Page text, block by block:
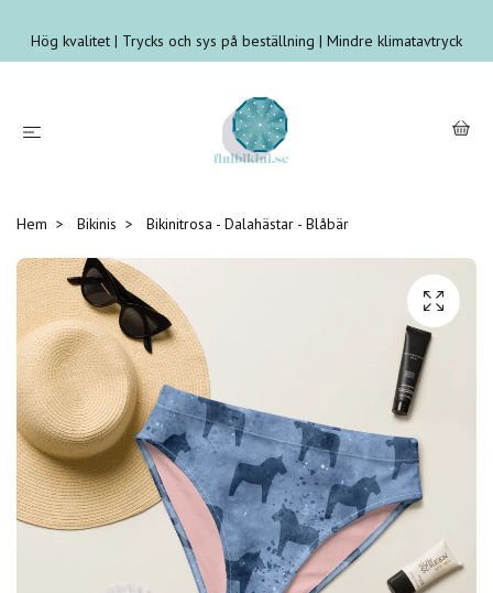
Hög kvalitet | Trycks och sys på beställning | Mindre klimatavtryck
Hem Bikinis Bikinitrosa - Dalahästar - Blåbär